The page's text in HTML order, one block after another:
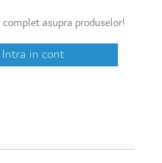
asupra produselor!
Intra in cont